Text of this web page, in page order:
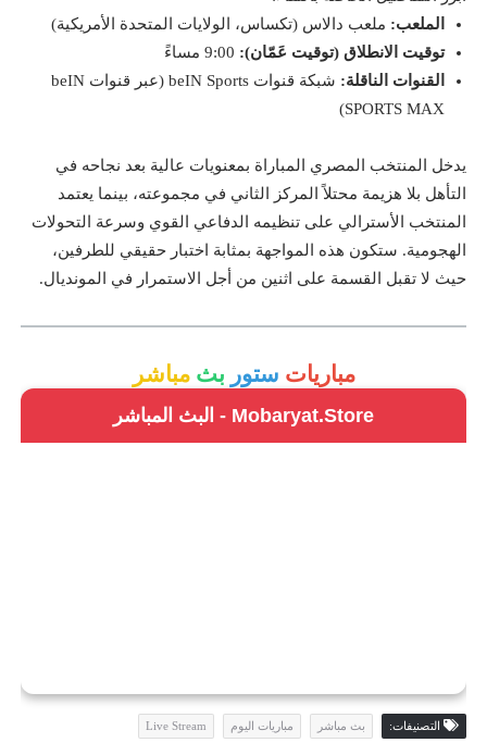
الملعب: ملعب دالاس (تكساس، الولايات المتحدة الأمريكية)
توقيت الانطلاق (توقيت عَمّان):
القنوات الناقلة:
شبكة قنوات beIN Sports (عبر قنوات beIN
SPORTS MAX)
يدخل المنتخب المصري المباراة بمعنويات عالية بعد نجاحه في
التأهل بلا هزيمة محتلاً المركز الثاني في مجموعته، بينما يعتمد
المنتخب الأسترالي على تنظيمه الدفاعي القوي وسرعة التحولات
الهجومية. ستكون هذه المواجهة بمثابة اختبار حقيقي للطرفين،
حيث لا تقبل القسمة على اثنين من أجل الاستمرار في المونديال.
مباريات ستور بث مباشر
Mobaryat.Store - البث المباشر
التصنيفات: بث مباشر مباريات اليوم Live Stream